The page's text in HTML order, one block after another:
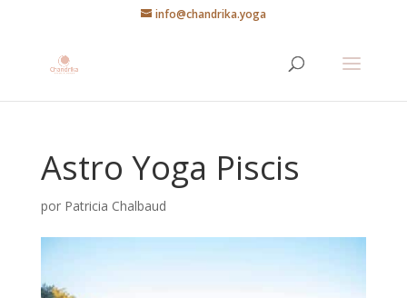
info@chandrika.yoga
Astro Yoga Piscis
por Patricia Chalbaud